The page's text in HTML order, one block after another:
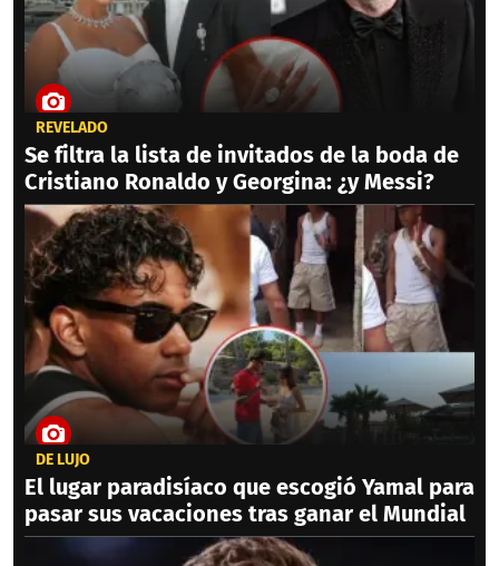
REVELADO
Se filtra la lista de invitados de la boda de
Cristiano Ronaldo y Georgina: ¿y Messi?
DE LUJO
El lugar paradisíaco que escogió Yamal para
pasar sus vacaciones tras ganar el Mundial